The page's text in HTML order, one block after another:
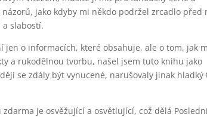
jako kdyby mi někdo podržel zrcadlo před
slabostí.
o informacích, které obsahuje, ale o tom, jak
a rukodělnou tvorbu, našel jsem tuto knihu jako
se zdály být vynucené, narušovaly jinak hladký
je osvěžující a osvětlující, což dělá